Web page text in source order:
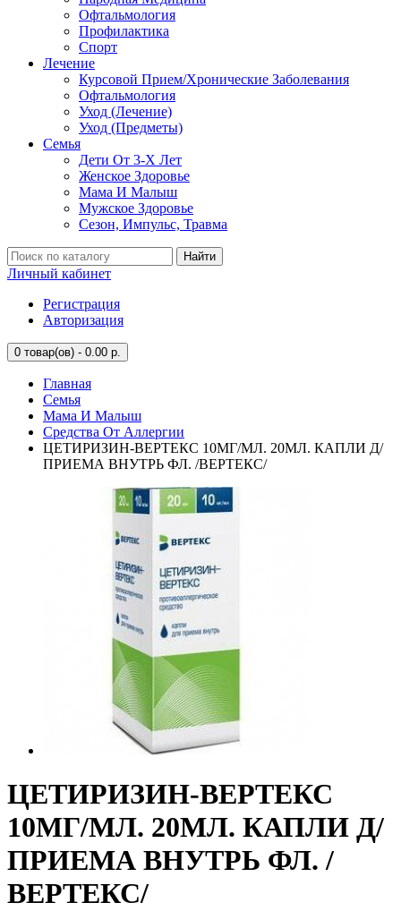
Офтальмология
Профилактика
Спорт
Лечение
Курсовой Прием/Хронические Заболевания
Офтальмология
Уход (Лечение)
Уход (Предметы)
Семья
Дети От 3-Х Лет
Женское Здоровье
Мама И Малыш
Мужское Здоровье
Сезон, Импульс, Травма
Найти
Личный кабинет
Регистрация
Авторизация
0 товар(ов) - 0.00 р.
Главная
Семья
Мама И Малыш
Средства От Аллергии
ЦЕТИРИЗИН-ВЕРТЕКС 10МГ/МЛ. 20МЛ. КАПЛИ Д/
ПРИЕМА ВНУТРЬ ФЛ. /ВЕРТЕКС/
ЦЕТИРИЗИН-ВЕРТЕКС
10МГ/МЛ. 20МЛ. КАПЛИ Д/
ПРИЕМА ВНУТРЬ ФЛ. /
ВЕРТЕКС/